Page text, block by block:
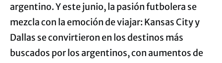
argentino. Y este junio, la pasión futbolera se
mezcla con la emoción de viajar: Kansas City y
Dallas se convirtieron en los destinos más
buscados por los argentinos, con aumentos de